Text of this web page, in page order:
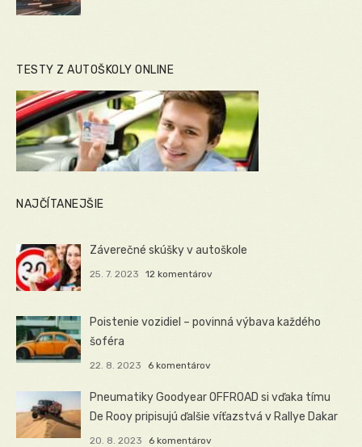
TESTY Z AUTOŠKOLY ONLINE
NAJČÍTANEJŠIE
Záverečné skúšky v autoškole
25. 7. 2023 12 komentárov
Poistenie vozidiel – povinná výbava každého
šoféra
22. 8. 2023 6 komentárov
Pneumatiky Goodyear OFFROAD si vďaka tímu
De Rooy pripisujú ďalšie víťazstvá v Rallye Dakar
20. 8. 2023 6 komentárov